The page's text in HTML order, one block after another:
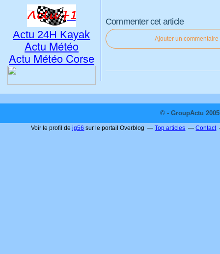
Commenter cet article
Ajouter un commentaire
Actu 24H Kayak
Actu Météo
Actu Météo Corse
© - GroupActu
Voir le profil dejg56 sur le portail Overblog Top articles Contact